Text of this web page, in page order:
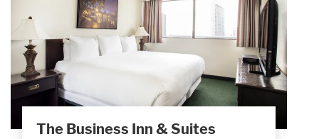
The Business Inn & Suites